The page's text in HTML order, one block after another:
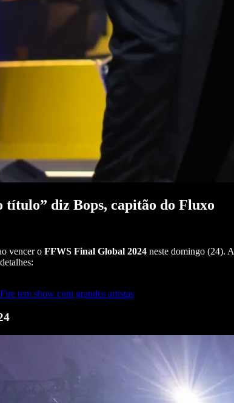
título” diz Bops, capitão do Fluxo
vencer o FFWS Final Global 2024 neste domingo (24). A
tem show com grandes artistas